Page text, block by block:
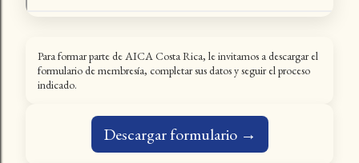
Para formar parte de AICA Costa Rica, le invitamos a descargar el
formulario de membresía, completar sus datos y seguir el proceso
indicado.
Descargar formulario →